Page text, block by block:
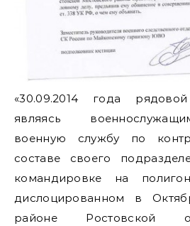
«30.09.2014 года
являясь
военную службу по
составе своего
командировке на
дислоцированном в
районе Ростовской